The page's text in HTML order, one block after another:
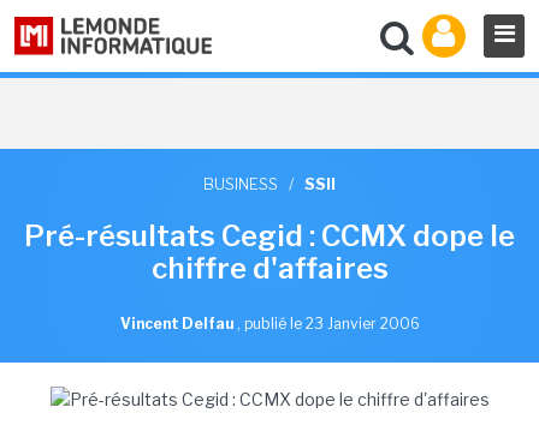
BUSINESS / SSII
Pré-résultats Cegid : CCMX dope le
chiffre d'affaires
Vincent Delfau , publié le 23 Janvier 2006